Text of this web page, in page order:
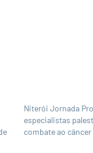
Niterói Jornada
especialistas
combate ao